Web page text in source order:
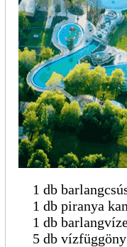
1 db
1 db piranya
1 db
5 db